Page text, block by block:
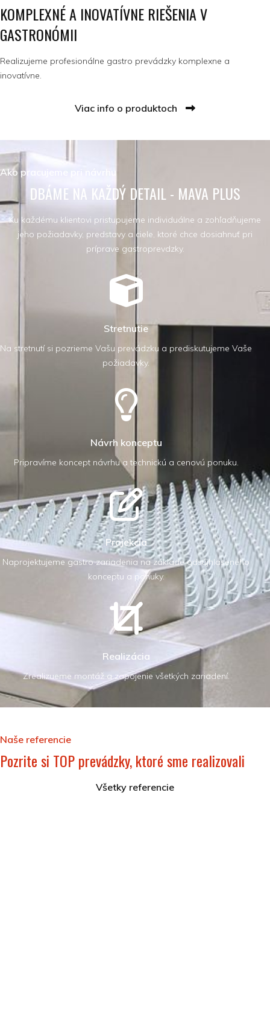
KOMPLEXNÉ A INOVATÍVNE RIEŠENIA V
GASTRONÓMII
Realizujeme profesionálne gastro prevádzky komplexne a
inovatívne.
Viac info o produktoch
Ako pracujeme pri návrhu
DBÁME NA KAŽDÝ DETAIL - MAVA PLUS
Ku každému klientovi pristupujeme individuálne a zohľadňujeme
jeho požiadavky, predstavy a ciele, ktoré chce dosiahnuť pri
príprave gastroprevdzky.
Stretnutie
Na stretnutí si pozrieme Vašu prevádzku a prediskutujeme Vaše
požiadavky.
Návrh konceptu
Pripravíme koncept návrhu a technickú a cenovú ponuku.
Projekcia
Naprojektujeme gastro zariadenia na základe odsújhlaseného
konceptu a ponuky.
Realizácia
Zrealizueme montáž a zapojenie všetkých zariadení.
Naše referencie
Pozrite si TOP prevádzky, ktoré sme realizovali
Všetky referencie